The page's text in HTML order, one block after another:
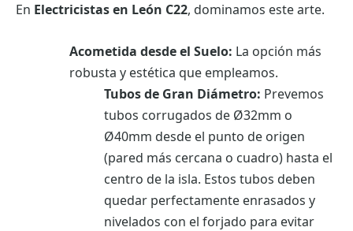
En Electricistas en León C22, dominamos este arte.
Acometida desde el Suelo: La opción más
robusta y estética que empleamos.
Tubos de Gran Diámetro: Prevemos
tubos corrugados de Ø32mm o
Ø40mm desde el punto de origen
(pared más cercana o cuadro) hasta el
centro de la isla. Estos tubos deben
quedar perfectamente enrasados y
nivelados con el forjado para evitar